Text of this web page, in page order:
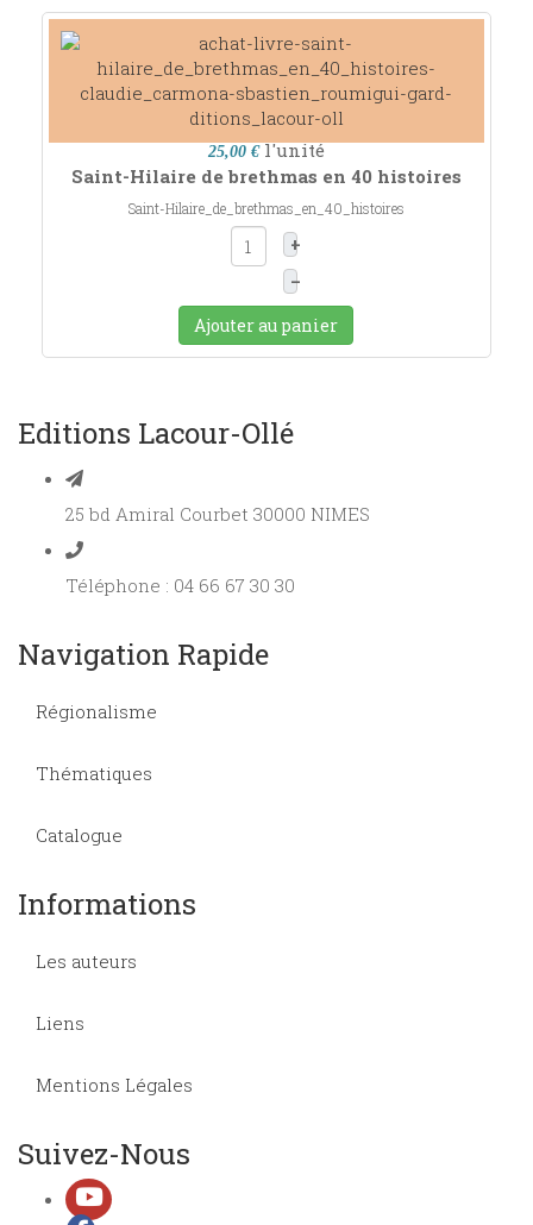
25,00 € l'unité
Saint-Hilaire de brethmas en 40 histoires
Saint-Hilaire_de_brethmas_en_40_histoires
+
–
Ajouter au panier
Editions Lacour-Ollé
25 bd Amiral Courbet 30000 NIMES
Téléphone : 04 66 67 30 30
Navigation Rapide
Régionalisme
Thématiques
Catalogue
Informations
Les auteurs
Liens
Mentions Légales
Suivez-Nous